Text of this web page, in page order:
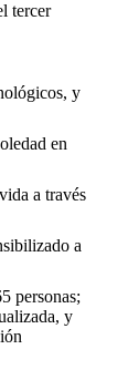
tercer
y
en
a través
a
personas;
y